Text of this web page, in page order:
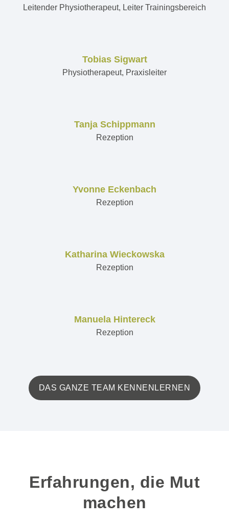
Leitender Physiotherapeut, Leiter Trainingsbereich
Tobias Sigwart
Physiotherapeut, Praxisleiter
Tanja Schippmann
Rezeption
Yvonne Eckenbach
Rezeption
Katharina Wieckowska
Rezeption
Manuela Hintereck
Rezeption
DAS GANZE TEAM KENNENLERNEN
Erfahrungen, die Mut
machen